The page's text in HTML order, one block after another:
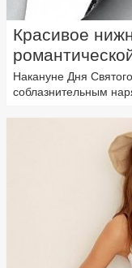
Красивое
Накануне Дня
соблазнительным